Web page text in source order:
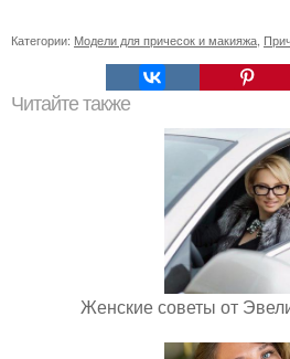
Категории: Модели для причесок и макияжа
Читайте также
Женские советы от